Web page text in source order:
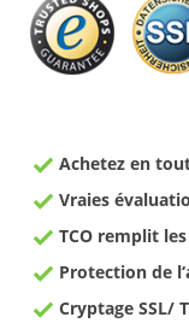
Achetez en
Vraies
TCO remplit
Protection de
Cryptage SSL/